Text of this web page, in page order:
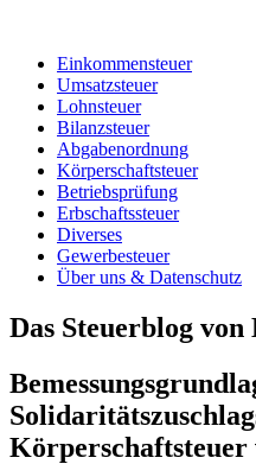
Einkommensteuer
Umsatzsteuer
Lohnsteuer
Bilanzsteuer
Abgabenordnung
Körperschaftsteuer
Betriebsprüfung
Erbschaftssteuer
Diverses
Gewerbesteuer
Über uns & Datenschutz
Das Steuerblog
Körperschaftsteuer